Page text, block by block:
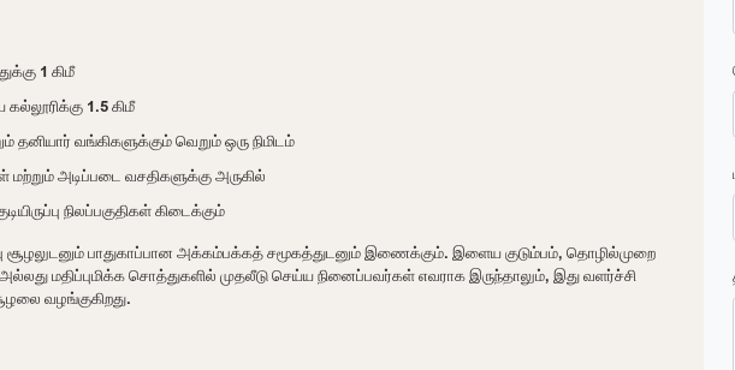
1 கிமீ
1.5 கிமீ
வங்கிகளுக்கும் வெறும் ஒரு நிமிடம்
மற்றும் அடிப்படை வசதிகளுக்கு அருகில்
நிலப்பகுதிகள் கிடைக்கும்
சூழலுடனும் பாதுகாப்பான அக்கம்பக்கத் சமூகத்துடனும் இணைக்கும். இளைய குடும்பம், தொழில்முறை
மதிப்புமிக்க சொத்துகளில் முதலீடு செய்ய நினைப்பவர்கள் எவராக இருந்தாலும், இது வளர்ச்சி
வழங்குகிறது.